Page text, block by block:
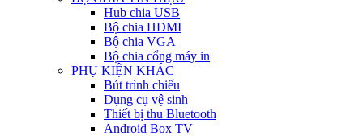
Hub chia USB
Bộ chia HDMI
Bộ chia VGA
Bộ chia cổng máy in
PHỤ KIỆN KHÁC
Bút trình chiếu
Dụng cụ vệ sinh
Thiết bị thu Bluetooth
Android Box TV